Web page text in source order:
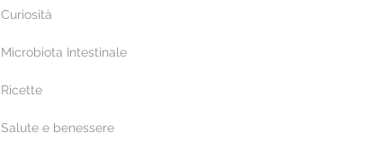
Curiosità
Microbiota Intestinale
Ricette
Salute e benessere